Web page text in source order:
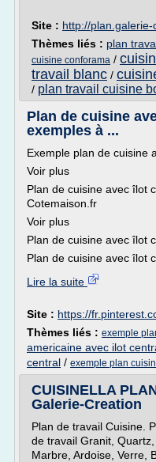
Site : http://plan.galerie-
Thèmes liés : plan
cuisine conforama /
travail blanc /
/ plan travail cuisine
Plan de cuisine
exemples à ...
Exemple plan de cuisine
Voir plus
Plan de cuisine avec îlot
Cotemaison.fr
Voir plus
Plan de cuisine avec îlot
Plan de cuisine avec îlot
Lire la suite
Site : https://
Thèmes liés : exemple
americaine avec ilot
central / exemple plan
CUISINELLA
Galerie-Creation
Plan de travail Cuisine.
de travail Granit,
Marbre, Ardoise, Verre,